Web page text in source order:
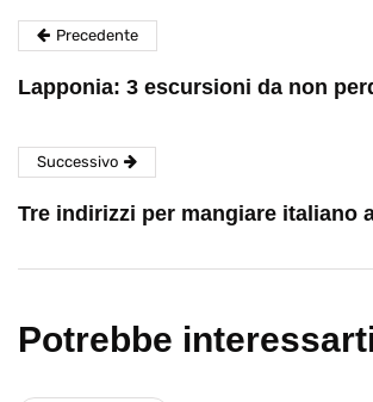
Precedente
Lapponia: 3 escursioni da non
Successivo
Tre indirizzi per mangiare italiano
Potrebbe